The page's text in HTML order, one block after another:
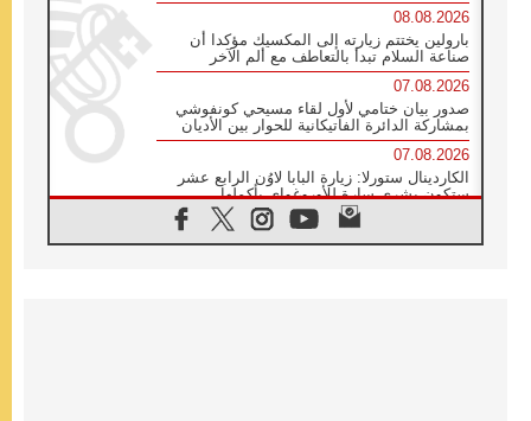
08.08.2026
بارولين يختتم زيارته إلى المكسيك مؤكدا أن
صناعة السلام تبدأ بالتعاطف مع ألم الآخر
07.08.2026
صدور بيان ختامي لأول لقاء مسيحي كونفوشي
بمشاركة الدائرة الفاتيكانية للحوار بين الأديان
07.08.2026
الكاردينال ستورلا: زيارة البابا لاوُن الرابع عشر
ستكون بشرى سارة للأوروغواي بأكملها
الفاتيكان يعلن برنامج الزيارة الرسولية للبابا لاوُن